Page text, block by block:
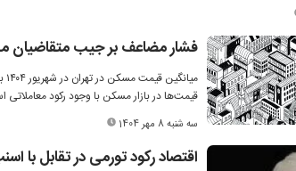
فشار مضاعف بر جیب متقاضیان
قیمت‌ها در بازار مسکن با وجود رکود معاملاتی
سه شنبه 8 مهر 1404
اقتصاد رکود تورمی در تقابل با